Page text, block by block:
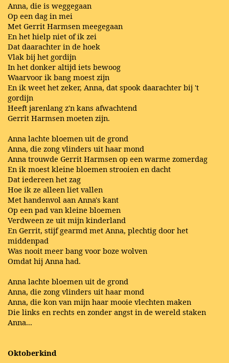
Anna, die is weggegaan
Op een dag in mei
Met Gerrit Harmsen meegegaan
En het hielp niet of ik zei
Dat daarachter in de hoek
Vlak bij het gordijn
In het donker altijd iets bewoog
Waarvoor ik bang moest zijn
En ik weet het zeker, Anna, dat spook daarachter bij 't
gordijn
Heeft jarenlang z'n kans afwachtend
Gerrit Harmsen moeten zijn.
Anna lachte bloemen uit de grond
Anna, die zong vlinders uit haar mond
Anna trouwde Gerrit Harmsen op een warme zomerdag
En ik moest kleine bloemen strooien en dacht
Dat iedereen het zag
Hoe ik ze alleen liet vallen
Met handenvol aan Anna's kant
Op een pad van kleine bloemen
Verdween ze uit mijn kinderland
En Gerrit, stijf gearmd met Anna, plechtig door het
middenpad
Was nooit meer bang voor boze wolven
Omdat hij Anna had.
Anna lachte bloemen uit de grond
Anna, die zong vlinders uit haar mond
Anna, die kon van mijn haar mooie vlechten maken
Die links en rechts en zonder angst in de wereld staken
Anna...
Oktoberkind